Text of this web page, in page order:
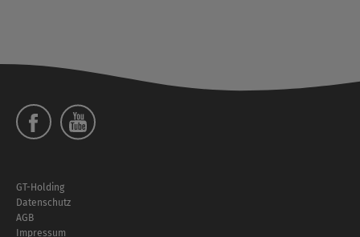
Social
Menü
Footer
Menü
GT-Holding
Datenschutz
AGB
Impressum